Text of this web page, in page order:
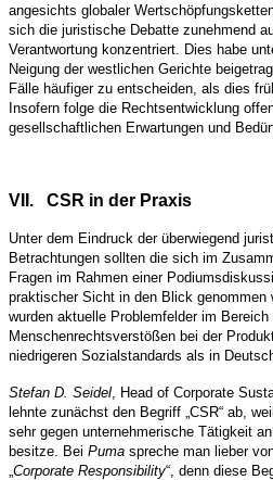
angesichts globaler
sich die juristische Debatte zunehmend
Verantwortung konzentriert. Dies habe
Neigung der westlichen Gerichte
Fälle häufiger zu entscheiden, als dies
Insofern folge die Rechtsentwicklung
gesellschaftlichen Erwartungen und
VII. CSR in der Praxis
Unter dem Eindruck der überwiegend
Betrachtungen sollten die sich im
Fragen im Rahmen einer
praktischer Sicht in den Blick genommen
wurden aktuelle Problemfelder im
Menschenrechtsverstößen bei der
niedrigeren Sozialstandards als in
Stefan D. Seidel , Head of Corporate
lehnte zunächst den Begriff „CSR“ ab,
sehr gegen unternehmerische Tätigkeit
besitze. Bei Puma spreche man lieber
Corporate Responsibility“, denn diese